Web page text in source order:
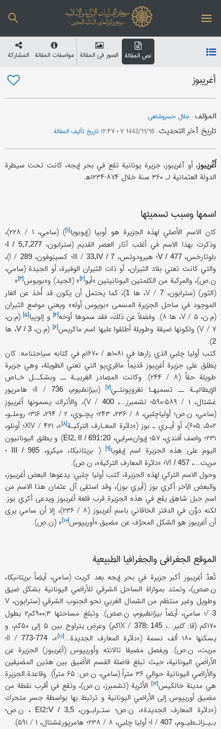
نص المقالة الصور في المقالة مواصفات المقالة المشارکة
أغریبوز
المؤلف: جلال خسروشاهی
تاریخ آخر التحدیث: 1442/11/16 ۱۲:۴۷:۰۷ تاریخ تألیف المقالة
أَغْريبوز، أو آغريبوز، جزيرة يونانية تقع في بحر إيجه، كانت تحت سيطرة
الدولة العثمانية لـ ۳۶۰ سنة خلال ۸۷۴-۱۲۳۴ه‍.
اسمها وسبب تسميتها
كان الاسم الأصلي لهذه الجزيرة هو أوبيا (إيوبويا[۱]
) (سامي، ۱ / ۲۲۸)،
وذكرت بهذا الاسم في أغلب آثار العصر القديم (سترابون،I / 5,7,277؛
بلوتارخس، V / 477 ؛ هيرودوتس، III / 33,IV / 7 ؛ كسينوفون، I /289
)،
والتي كانت تعني بلاد الثيران، أو ذات الثيران الوفيرة، أو الجيدة (سامي،
ن.ص)، والمركبة من الكلمتين اليونانيتين «أيو[۲] » (الجيد) و«بويوس[۳] »
(الثور) (سترابون، V / 7 ، ها 1)، كما يحتمل أن يكون قد أُخذ عن الغار
الموجود في ساحل الجزيرة المسمى «بويوس أوله» ويعني موضع الثيران
(م.ن، V / ۵، ها ۸). وفضلاً عن ذلك، فقد سموها
أوخه[۴] و إلوپيا[۵]
(م.ن،
V / ۷) ولكونها ضيقة وطويلة أطلقوا عليها اسم
ماكريس[۶] (م.ن، V / 3، ها
2
).
كتب أوليا چلبي الذي زارها في ۱۰۸۱ه‍ / ۱۶۷۰م في كتابه سياحتنامه: كان
يطلق على جزيرة أغريبوز قديماً ماقري‌‌پو التي تعني الطويلة، وهي جزيرة
طويلة حقاً (۸ / ۲۴۴). وكانت المصادر الغربيـة ــ وبشكــل خـاص
الإيطاليـة ــ تسميهـا نغروپونتـي[۷] (بيزانطيوم، II /736
؛ هامرپور
غشتال، ۱ / ۵۸۹-۵۹۰؛
تشمبرز...، V /400
)، والأتراك يسمونها أغريبوز
(سامي، ن.ص؛ أولياچلبي، ۸ / ۲۳۶، ۲۴۳؛ پچـوي، ۲ / ۲۹۴، ۳۱۶؛ روملـو،
۵۰۲، ۶۰۵)، أو أيـري ـ بوز («
دائرة المعـارف التركيـة[۸]
»، XIV / ۴۲۱؛ أونلو،
۲۳۱؛ واصف أفندي، ۵۷؛ إيوان‌سرايي،
20؛EI2, II / 691
) و يطلق اليونانيون
اليوم على هذه الجزيرة اسم إيفويا[۹] ( بريتانيكا، ميكرو، III / 985 ؛
مريت...، VI / 457
؛ «دائرة المعارف التركية»، ن.ص).
وحول الاسم التركي لهذه الجزيرة، كتب أوليا چلبي: يدعوها البعض أغريبوز،
والبعض الآخر أكري بوز (أيري بوز)، وقد استقى آل عثمان هذا الاسم من
اسم جبل شاهق يقع في هذه الجزيرة قرب قلعة أغريبوز ويدعى أكري بوز.
لكنه دوِّن في الدفتر الخاقاني باسم أغريبوز (۸ / ۲۳۶)، إلا أن سامي يرى
أن أغريبوز هو الشكل المحرَّف عن مضيق «أوريپوس[۱۰] » (ن.ص).
الموقع الجغرافي والجغرافيا الطبيعية
تُعدّ أغريبوز أكبر جزيرة في بحر إيجه بعد كريت (سامي، أيضاً بريتانيكا،
ن.صص)، وتمتد بموازاة الساحل الشرقي للأراضي اليونانية بشكل ضيق
وطويل وغير منتظم من الشمال الغربي نحو الجنوب الشرقي (سترابون، V
/3 ؛ سامي، أيضاًبيزانطيوم
، ن.صص). وتبلغ مساحتها ۹۰۰,۳كم۲ بطول
۱۷۰كم (قا:
كلير...، IX / 378: 145
كم) وعرض يتراوح بين ۵ إلى ۵۰كم، و
يسكنها ۱۸۰ ألف نسمة («
دائرة المعارف الجديدة...[۱۱] »، II / 773-774
؛
مريت، ن.ص). ويفصل مضيقا تالانته وأوريپوس (أغريبوز) الجزيرة عن
الأراضي اليونانية، حيث تبلغ فاصلة القسم الأضيق بين هذين المضيقين
والأراضي اليونانية حوالي ۳۶ متراً (سامي، ن.ص: ۶۵ متراً). وقاعدة الجزيرة
هي مدينة خالكيس[۱۲]
الأثرية (تشمبرز، ن.ص)، وتقع في أقرب نقطة من
مضيق أوريپوس إلى الأراضي اليونانية و ترتبط بها بواسطة جسر متحرك
(«دائرة المعارف الجديدة»، ن.ص؛ ستـرابـون،V / 3,5؛EI2
، ن.ص؛
بـيـزانـطيـوم، I / 407
؛ أوليا‌‌ چلبي، ۸ / ۲۳۸؛ هامرپورغشتال، ۱ / ۵۹۱).